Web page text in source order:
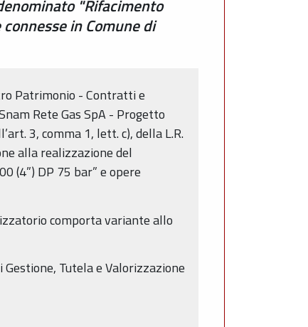
"Rifacimento
in Comune di
Patrimonio - Contratti e
Rete Gas SpA - Progetto
3, comma 1, lett. c), della L.R.
alla realizzazione del
(4”) DP 75 bar” e opere
comporta variante allo
Tutela e Valorizzazione